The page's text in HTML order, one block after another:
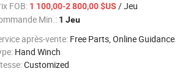
FOB: 1 100,00-2 800,00 $US / Jeu
Min.: 1 Jeu
après-vente: Free Parts, Online Guidance
Hand Winch
Customized